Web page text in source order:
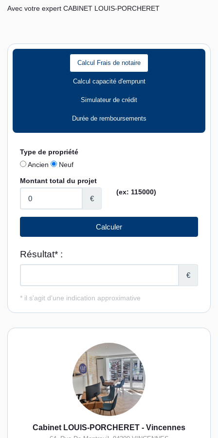
Avec votre expert CABINET LOUIS-PORCHERET
Calcul Frais de notaire
Calcul capacité d'emprunt
Simulateur de crédit
Durée de remboursements
Cabinet LOUIS-PORCHERET - Vincennes